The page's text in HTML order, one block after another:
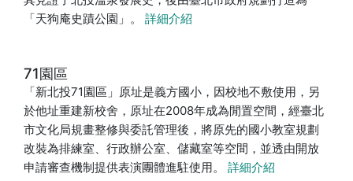
「天狗庵史蹟公園」。 詳細介紹
71園區
「新北投71園區」原址是義方國小，因校地不敷使用，另
於他址重建新校舍，原址在2008年成為閒置空間，經臺北
市文化局規畫整修與委託管理後，將原先的國小教室規劃
改裝為排練室、行政辦公室、儲藏室等空間，並透由開放
申請審查機制提供表演團體進駐使用。 詳細介紹